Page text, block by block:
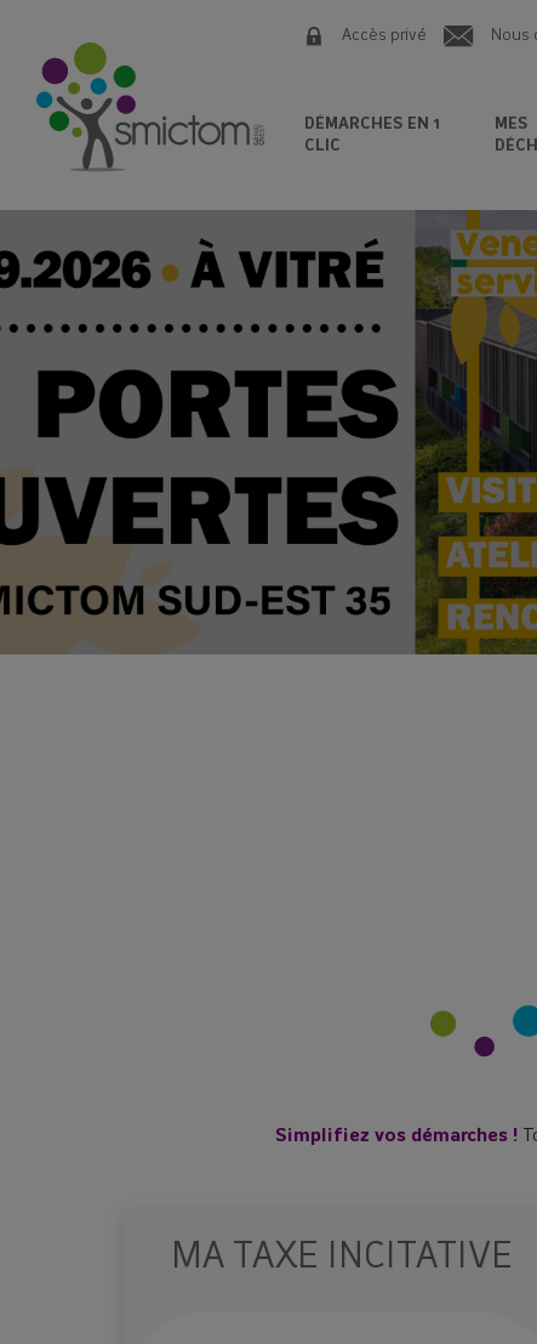
Accès privé Nous
DÉMARCHES EN 1
CLIC
MES
Simplifiez vos démarches !
MA TAXE INCITATIVE